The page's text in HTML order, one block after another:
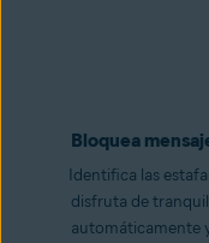
Bloquea
Identifica las
disfruta de
automáticamente